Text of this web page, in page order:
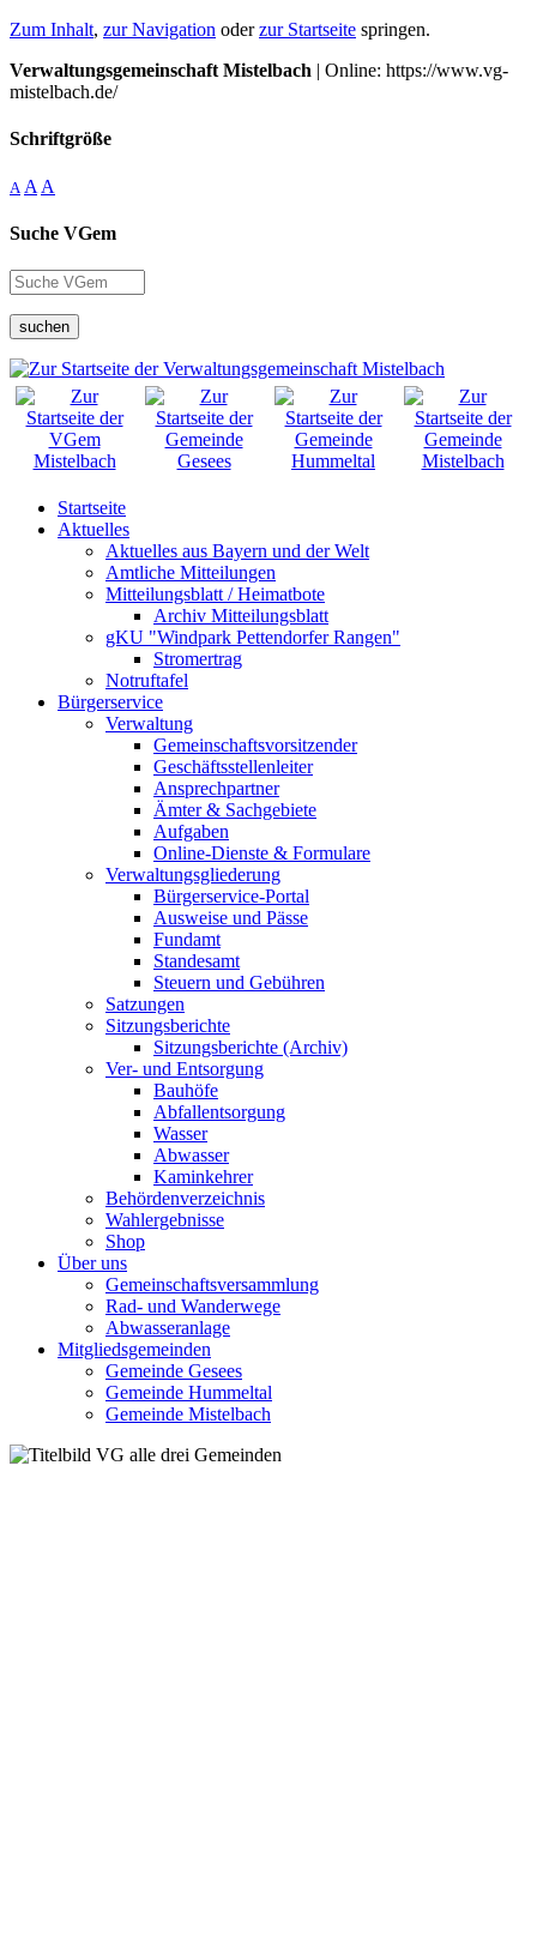
Zum Inhalt, zur Navigation oderzur Startseite springen.
Verwaltungsgemeinschaft Mistelbach | Online: https://www.vg-
mistelbach.de/
Schriftgröße
A A A
Suche VGem
suchen
Startseite
Aktuelles
Aktuelles aus Bayern und der Welt
Amtliche Mitteilungen
Mitteilungsblatt / Heimatbote
Archiv Mitteilungsblatt
gKU "Windpark Pettendorfer Rangen"
Stromertrag
Notruftafel
Bürgerservice
Verwaltung
Gemeinschaftsvorsitzender
Geschäftsstellenleiter
Ansprechpartner
Ämter & Sachgebiete
Aufgaben
Online-Dienste & Formulare
Verwaltungsgliederung
Bürgerservice-Portal
Ausweise und Pässe
Fundamt
Standesamt
Steuern und Gebühren
Satzungen
Sitzungsberichte
Sitzungsberichte (Archiv)
Ver- und Entsorgung
Bauhöfe
Abfallentsorgung
Wasser
Abwasser
Kaminkehrer
Behördenverzeichnis
Wahlergebnisse
Shop
Über uns
Gemeinschaftsversammlung
Rad- und Wanderwege
Abwasseranlage
Mitgliedsgemeinden
Gemeinde Gesees
Gemeinde Hummeltal
Gemeinde Mistelbach